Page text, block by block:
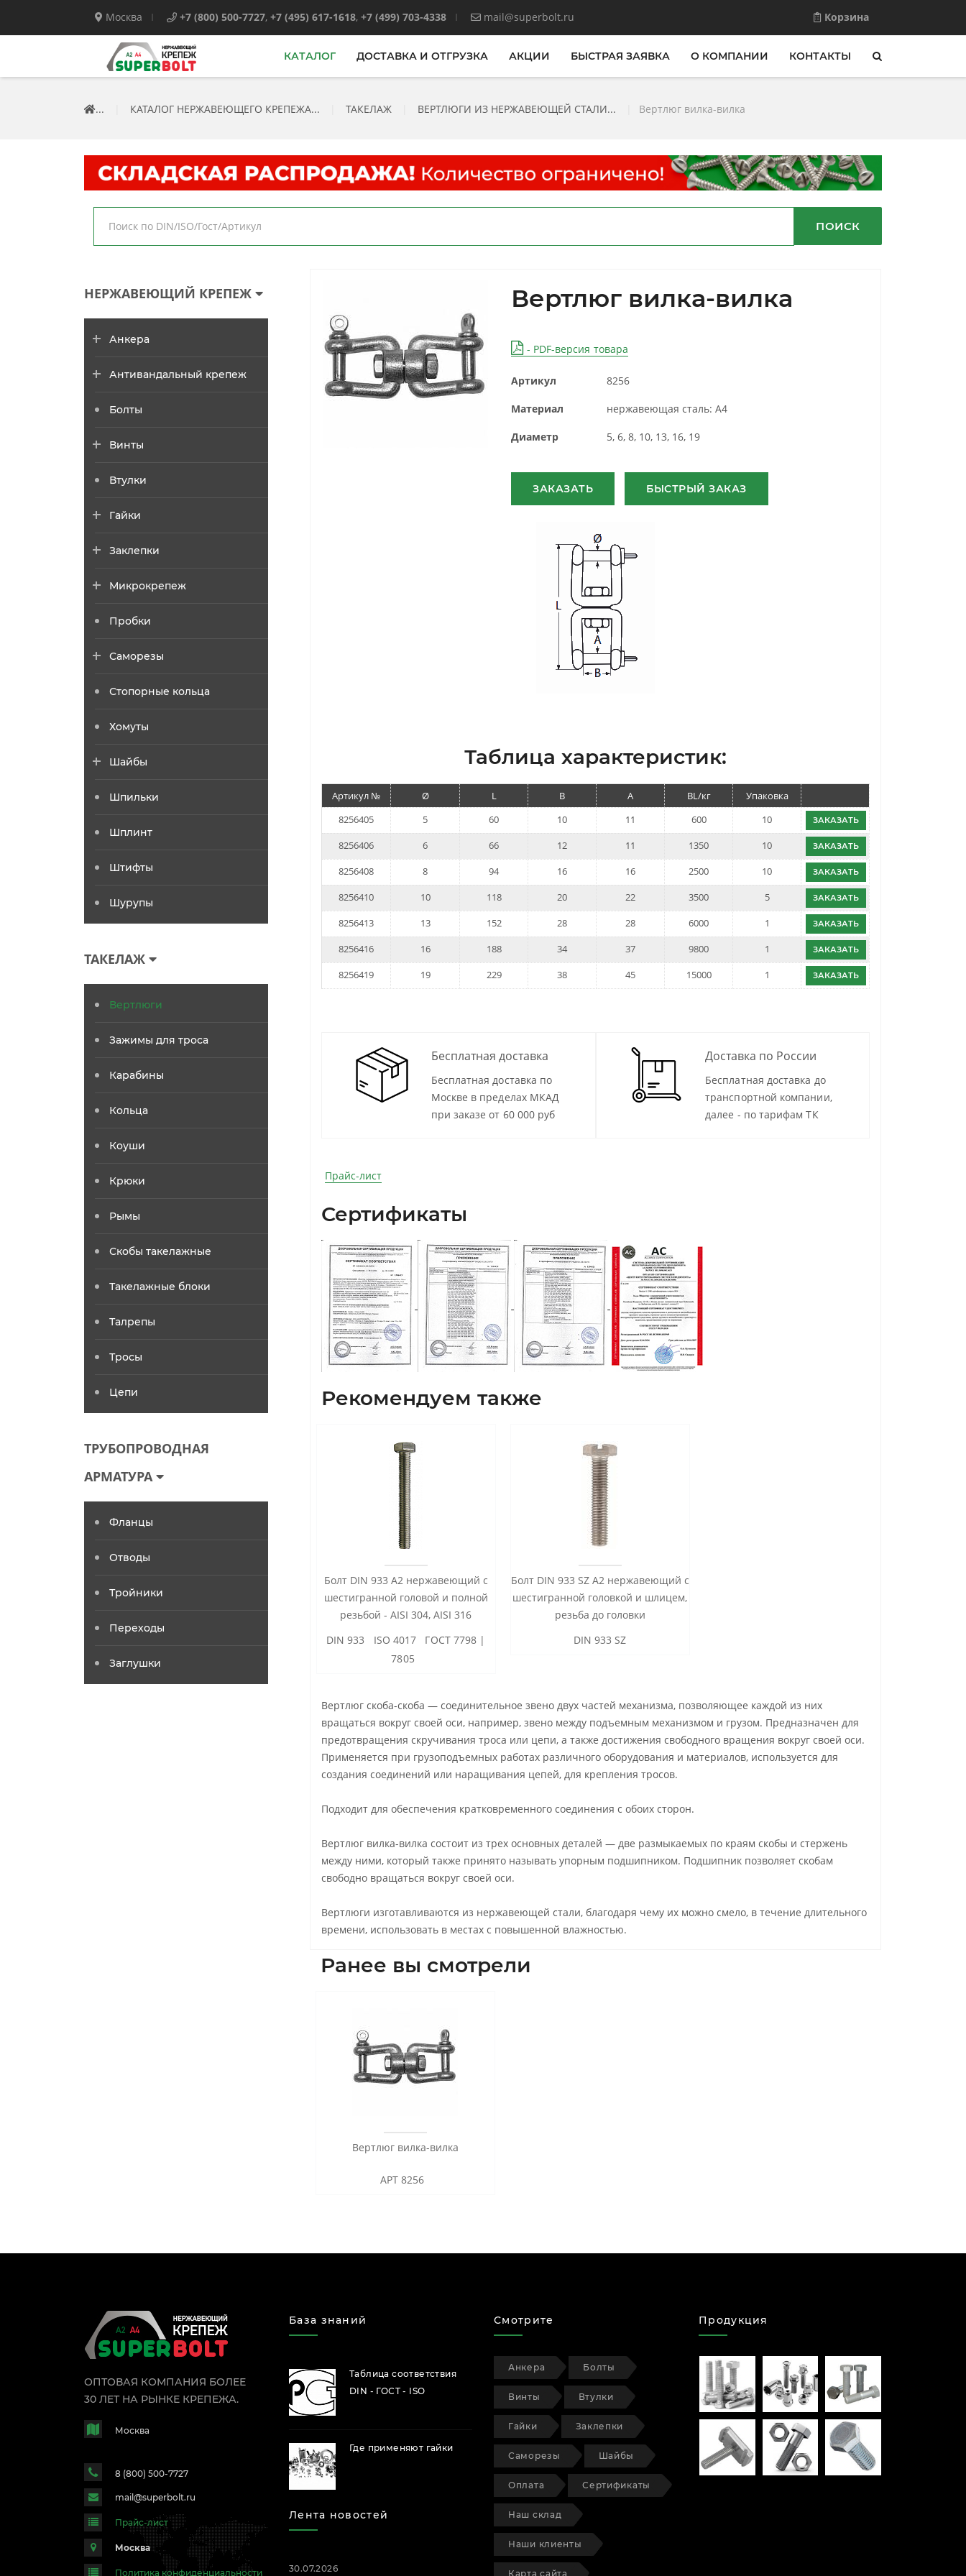
Москва +7 (800) 500-7727, +7 (495) 617-1618, +7 (499) 703-4338 mail@superbolt.ru Корзина
КАТАЛОГ ДОСТАВКА И ОТГРУЗКА АКЦИИ БЫСТРАЯ ЗАЯВКА О КОМПАНИИ КОНТАКТЫ
... КАТАЛОГ НЕРЖАВЕЮЩЕГО КРЕПЕЖА... ТАКЕЛАЖ ВЕРТЛЮГИ ИЗ НЕРЖАВЕЮЩЕЙ СТАЛИ... Вертлюг вилка-вилка
ПОИСК
Вертлюг вилка-вилка
- PDF-версия товара
Артикул 8256
Материал нержавеющая сталь: A4
Диаметр 5, 6, 8, 10, 13, 16, 19
ЗАКАЗАТЬ БЫСТРЫЙ ЗАКАЗ
Таблица характеристик:
Артикул № Ø L B A BL/кг
Упаковка
8256405
5 60 10 11 600 10 ЗАКАЗАТЬ
8256406 6 66 12 11 1350 10 ЗАКАЗАТЬ
8256408 8 94 16 16 2500 10 ЗАКАЗАТЬ
8256410 10 118 20 22 3500 5 ЗАКАЗАТЬ
8256413 13 152 28 28 6000 1 ЗАКАЗАТЬ
8256416 16 188 34 37 9800 1 ЗАКАЗАТЬ
8256419 19 229 38 45 15000 1 ЗАКАЗАТЬ
Бесплатная доставка
Бесплатная доставка по
Москве в пределах МКАД
при заказе от 60 000 руб
Доставка по России
Бесплатная доставка до
транспортной компании,
далее - по тарифам ТК
Прайс-лист
Сертификаты
Рекомендуем также
Болт DIN 933 А2 нержавеющий с
шестигранной головой и полной
резьбой - AISI 304, AISI 316
DIN 933 ISO 4017 ГОСТ 7798 |
7805
Болт DIN 933 SZ А2 нержавеющий с
шестигранной головкой и шлицем,
резьба до головки
DIN 933 SZ
Вертлюг скоба-скоба — соединительное звено двух частей механизма, позволяющее каждой из них
вращаться вокруг своей оси, например, звено между подъемным механизмом и грузом. Предназначен для
предотвращения скручивания троса или цепи, а также достижения свободного вращения вокруг своей оси.
Применяется при грузоподъемных работах различного оборудования и материалов, используется для
создания соединений или наращивания цепей, для крепления тросов.
Подходит для обеспечения кратковременного соединения с обоих сторон.
Вертлюг вилка-вилка состоит из трех основных деталей — две размыкаемых по краям скобы и стержень
между ними, который также принято называть упорным подшипником. Подшипник позволяет скобам
свободно вращаться вокруг своей оси.
Вертлюги изготавливаются из нержавеющей стали, благодаря чему их можно смело, в течение длительного
времени, использовать в местах с повышенной влажностью.
Ранее вы смотрели
Вертлюг вилка-вилка
АРТ 8256
НЕРЖАВЕЮЩИЙ КРЕПЕЖ
Анкера
Антивандальный крепеж
Болты
Винты
Втулки
Гайки
Заклепки
Микрокрепеж
Пробки
Саморезы
Стопорные кольца
Хомуты
Шайбы
Шпильки
Шплинт
Штифты
Шурупы
ТАКЕЛАЖ
Вертлюги
Зажимы для троса
Карабины
Кольца
Коуши
Крюки
Рымы
Скобы такелажные
Такелажные блоки
Талрепы
Тросы
Цепи
ТРУБОПРОВОДНАЯ
АРМАТУРА
Фланцы
Отводы
Тройники
Переходы
Заглушки
ОПТОВАЯ КОМПАНИЯ БОЛЕЕ
30 ЛЕТ НА РЫНКЕ КРЕПЕЖА.
Москва
8 (800) 500-7727
mail@superbolt.ru
Прайс-лист
Москва
Политика конфиденциальности
База знаний
Таблица соответствия
DIN - ГОСТ - ISO
Где применяют гайки
Лента новостей
30.07.2026
Смотрите
Анкера Болты
Винты Втулки
Гайки Заклепки
Саморезы Шайбы
Оплата Сертификаты
Наш склад
Наши клиенты
Карта сайта
Продукция